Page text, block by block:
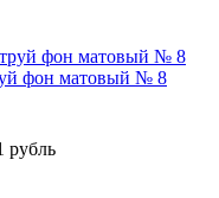
фон матовый № 8
рубль